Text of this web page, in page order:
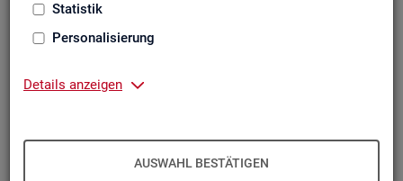
Statistik
Personalisierung
Details anzeigen
AUSWAHL BESTÄTIGEN
Eck­wer­te Ar­beits­markt
Ar­beits­markt in Deutsch­land
Zah­len, Daten, Fak­ten - Struk­tur­da­ten und -in­di­ka­to­
Früh­in­di­ka­to­ren für den Ar­beits­markt
Sai­son­be­rei­nig­te Zeit­rei­hen